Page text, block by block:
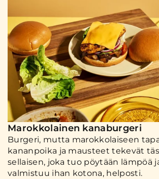
Marokkolainen kanaburgeri
Burgeri, mutta marokkolaiseen
kananpoika ja mausteet tekevät
sellaisen, joka tuo pöytään lämpöä
valmistuu ihan kotona, helposti.